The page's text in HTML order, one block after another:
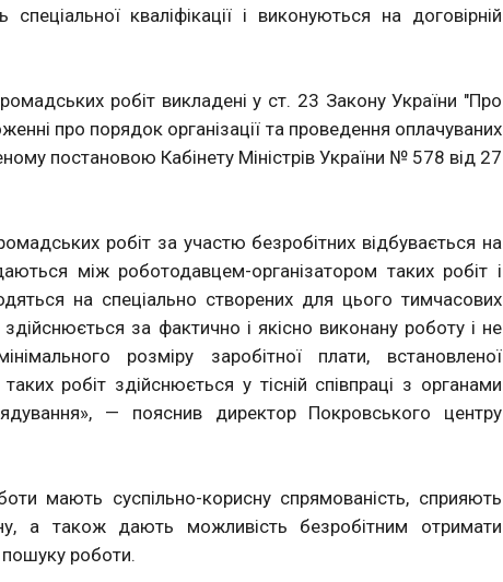
кваліфікації і виконуються на договірній
робіт викладені у ст. 23 Закону України "Про
про порядок організації та проведення оплачуваних
постановою Кабінету Міністрів України № 578 від 27
робіт за участю безробітних відбувається на
між роботодавцем-організатором таких робіт і
на спеціально створених для цього тимчасових
за фактично і якісно виконану роботу і не
розміру заробітної плати, встановленої
робіт здійснюється у тісній співпраці з органами
— пояснив директор Покровського центру
мають суспільно-корисну спрямованість, сприяють
а також дають можливість безробітним отримати
пошуку роботи.